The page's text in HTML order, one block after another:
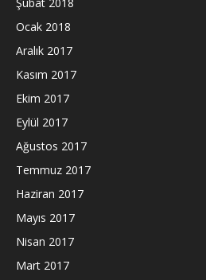
Ocak 2018
Aralık 2017
Kasım 2017
Ekim 2017
Eylül 2017
Ağustos 2017
Temmuz 2017
Haziran 2017
Mayıs 2017
Nisan 2017
Mart 2017